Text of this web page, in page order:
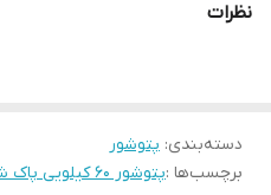
🔴تابلو مغازه به رنگ ، آبی کاربنی و
نظرات
دسته‌بندی: پتوشور
برچسب‌ها :پتوشور ۶۰ کیلویی پاک شو به شو